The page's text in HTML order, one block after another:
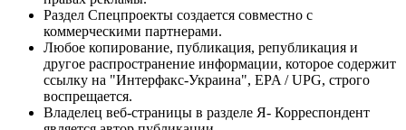
Раздел Спецпроекты создается совместно с
коммерческими партнерами.
Любое копирование, публикация, републикация и
другое распространение информации, которое содержит
ссылку на "Интерфакс-Украина", EPA / UPG, строго
воспрещается.
Владелец веб-страницы в разделе Я- Корреспондент